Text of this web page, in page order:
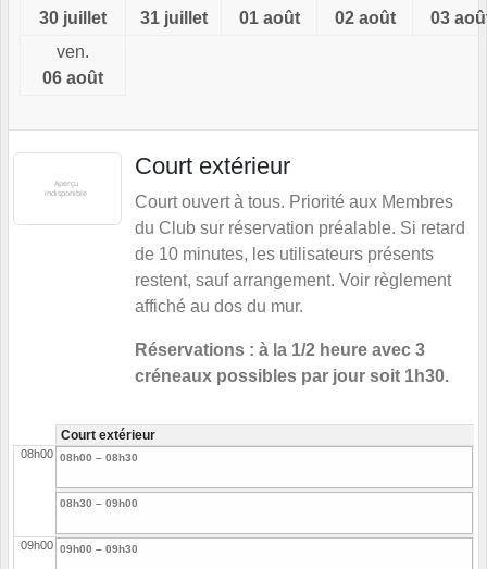
30 juillet
31 juillet
01 août
02 août
03
ven.
06 août
Court extérieur
Court ouvert à tous. Priorité aux Membres
du Club sur réservation préalable. Si retard
de 10 minutes, les utilisateurs présents
restent, sauf arrangement. Voir règlement
affiché au dos du mur.
Réservations : à la 1/2 heure avec 3
créneaux possibles par jour soit 1h30.
Court extérieur
08h00
09h00
08h00 – 08h30
08h30 – 09h00
09h00 – 09h30